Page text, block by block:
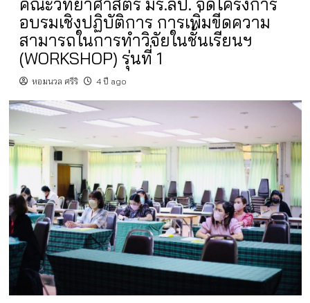
คณะวิทยาศาสตร์ มร.ลป. จัดโครงการ
อบรมเชิงปฏิบัติการ การเพิ่มขีดความ
สามารถในการทำวิจัยในชั้นเรียนฯ
(WORKSHOP) รุ่นที่ 1
หอมนวล ศรีริ 4 ปี ago